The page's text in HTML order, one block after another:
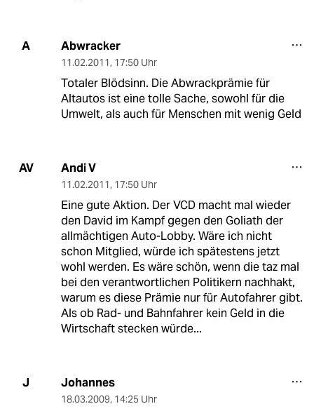
A Abwracker
11.02.2011, 17:50 Uhr
Totaler Blödsinn. Die Abwrackprämie für
Altautos ist eine tolle Sache, sowohl für die
Umwelt, als auch für Menschen mit wenig Geld
AV Andi V
11.02.2011, 17:50 Uhr
Eine gute Aktion. Der VCD macht mal wieder
den David im Kampf gegen den Goliath der
allmächtigen Auto-Lobby. Wäre ich nicht
schon Mitglied, würde ich spätestens jetzt
wohl werden. Es wäre schön, wenn die taz mal
bei den verantwortlichen Politikern nachhakt,
warum es diese Prämie nur für Autofahrer gibt.
Als ob Rad- und Bahnfahrer kein Geld in die
Wirtschaft stecken würde...
J Johannes
18.03.2009, 14:25 Uhr